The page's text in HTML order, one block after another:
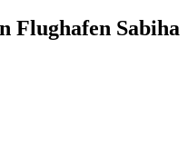
Flughafen Sabiha